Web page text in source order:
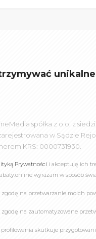
spółka z o.o. z
w Sądzie
KRS: 0000731930.
Prywatności i akceptuję ich
wyrażam w sposób
zgodę na przetwarzanie moich
na zautomatyzowane
skutkuje